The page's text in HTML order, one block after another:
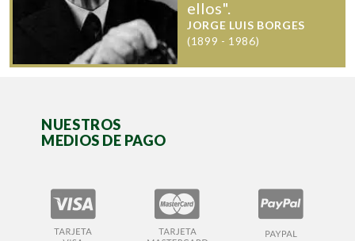
ellos".
JORGE LUIS BORGES
(1899 - 1986)
NUESTROS
MEDIOS DE PAGO